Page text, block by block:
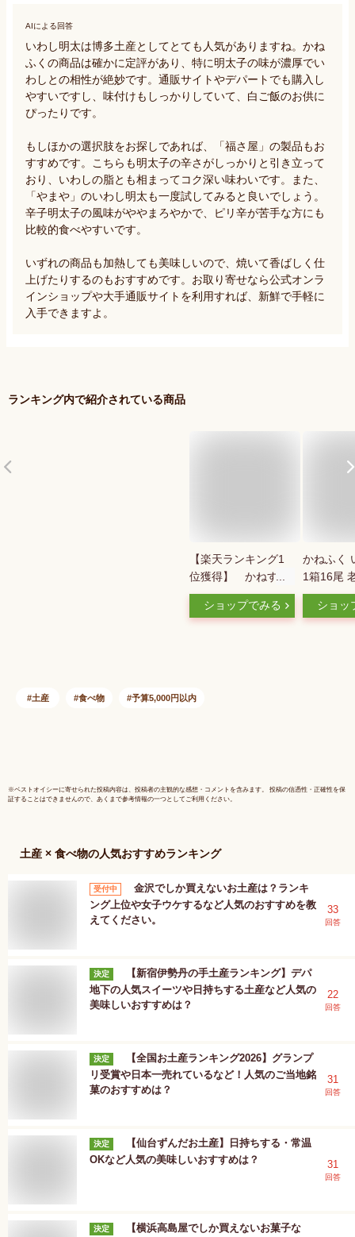
AIによる回答
いわし明太は博多土産としてとても人気がありますね。かね
ふくの商品は確かに定評があり、特に明太子の味が濃厚でい
わしとの相性が絶妙です。通販サイトやデパートでも購入し
やすいですし、味付けもしっかりしていて、白ご飯のお供に
ぴったりです。
もしほかの選択肢をお探しであれば、「福さ屋」の製品もお
すすめです。こちらも明太子の辛さがしっかりと引き立って
おり、いわしの脂とも相まってコク深い味わいです。また、
「やまや」のいわし明太も一度試してみると良いでしょう。
辛子明太子の風味がややまろやかで、ピリ辛が苦手な方にも
比較的食べやすいです。
いずれの商品も加熱しても美味しいので、焼いて香ばしく仕
上げたりするのもおすすめです。お取り寄せなら公式オンラ
インショップや大手通販サイトを利用すれば、新鮮で手軽に
入手できますよ。
ランキング内で紹介されている商品
【楽天ランキング1
位獲得】 かねすえ
本舗 福岡 いわし明
太 5尾 10尾 20
ご飯に合う 惣菜 お
ショップでみる
かねふく
1箱16尾
くの味を
い。化粧
ショッ
土産 食べ物 予算5,000円以内
※ベストオイシーに寄せられた投稿内容は、投稿者の主観的な感想・コメントを含みます。 投稿の信憑性・正確性を保
証することはできませんので、あくまで参考情報の一つとしてご利用ください。
土産 × 食べ物の人気おすすめランキング
受付中
金沢でしか買えないお土産は？ランキ
ング上位や女子ウケするなど人気のおすすめを教
えてください。
33
回答
決定
【新宿伊勢丹の手土産ランキング】デパ
地下の人気スイーツや日持ちする土産など人気の
美味しいおすすめは？
22
回答
決定
【全国お土産ランキング2026】グランプ
リ受賞や日本一売れているなど！人気のご当地銘
菓のおすすめは？
31
回答
決定
【仙台ずんだお土産】日持ちする・常温
OKなど人気の美味しいおすすめは？
31
回答
決定
【横浜高島屋でしか買えないお菓子な